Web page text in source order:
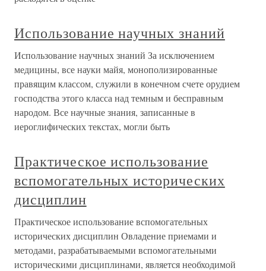
Использование научных знаний
Использование научных знаний За исключением
медицины, все науки майя, монополизированные
правящим классом, служили в конечном счете орудием
господства этого класса над темным и бесправным
народом. Все научные знания, записанные в
иероглифических текстах, могли быть
Практическое использование
вспомогательных исторических
дисциплин
Практическое использование вспомогательных
исторических дисциплин Овладение приемами и
методами, разрабатываемыми вспомогательными
историческими дисциплинами, является необходимой